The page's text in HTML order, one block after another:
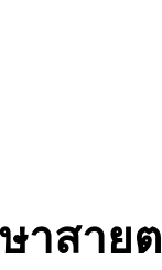
าสาย